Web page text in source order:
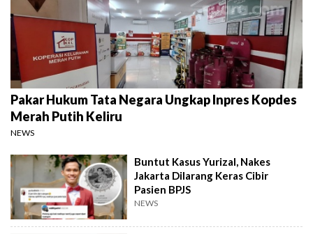
Pakar Hukum Tata Negara Ungkap Inpres Kopdes
Merah Putih Keliru
NEWS
Buntut Kasus Yurizal, Nakes
Jakarta Dilarang Keras Cibir
Pasien BPJS
NEWS